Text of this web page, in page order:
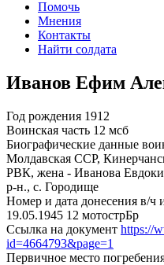
Помочь
Мнения
Контакты
Найти солдата
Иванов Ефим
Год рождения 1912
Воинская часть 12 мсб
Биографические данные
Молдавская ССР,
РВК, жена - Иванова
р-н., с. Городище
Номер и дата донесения в/ч
19.05.1945 12 мотострБр
Ссылка на документ https://
id=4664793&page=1
Первичное место